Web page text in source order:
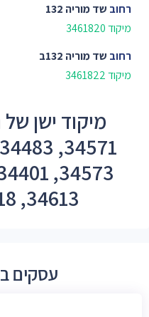
רחוב שד מוריה 132
מיקוד 3461820
רחוב שד מוריה 132ב
מיקוד 3461822
מיקוד ישן
34613, 34618, 34617
עסקים